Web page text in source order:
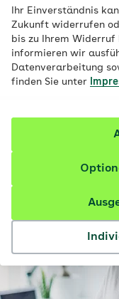
Ihr Einverständnis
Zukunft widerrufen
bis zu Ihrem
informieren wir
Datenverarbeitung
finden Sie unter
gefragt.
Fachlich geprüft